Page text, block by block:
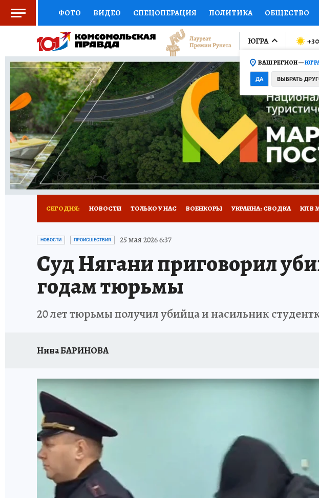
ФОТО ВИДЕО СПЕЦОПЕРАЦИЯ ПОЛИТИКА ОБЩЕСТВО
СОЦПОДДЕРЖКА НАУКА СПОРТ КОЛУМНИСТЫ
ВЫБОР ЭКСПЕРТОВ ДОКТОР ФИНАНСЫ ОТКРЫВАЕМ МИР
КНИЖНАЯ ПОЛКА ПРОГНОЗЫ НА СПОРТ ПРОМОКОДЫ
ПРЕСС-ЦЕНТР НЕДВИЖИМОСТЬ ТЕЛЕВИЗОР КОЛЛЕКЦИИ
РАДИО КП РЕКЛАМА ТЕСТЫ НОВОЕ НА САЙТЕ
ЮГРА
ВАШ РЕГИОН —
ДА ВЫБРАТЬ
+30
СЕГОДНЯ: НОВОСТИ ТОЛЬКО У НАС ВОЕНКОРЫ УКРАИНА: СВОДКА КП В
ИСПЫТАНО НА СЕБЕ
НОВОСТИ ПРОИСШЕСТВИЯ 25 мая 2026 6:37
Суд Нягани приговорил
годам тюрьмы
20 лет тюрьмы получил убийца и насильник
Нина БАРИНОВА